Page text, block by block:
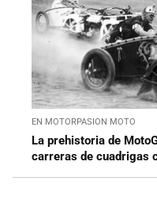
EN MOTORPASION MOTO
La prehistoria de
carreras de cuadrigas